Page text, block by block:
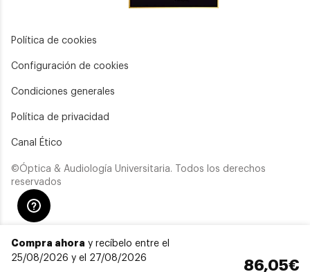
Compra ahora y recíbelo entre el
25/08/2026 y el 27/08/2026
86,05€
Política de cookies
Configuración de cookies
Condiciones generales
Política de privacidad
Canal Ético
©Óptica & Audiología Universitaria. Todos los derechos
reservados